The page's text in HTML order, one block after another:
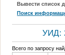
Вывести список
Поиск
УИД:
Всего по запросу